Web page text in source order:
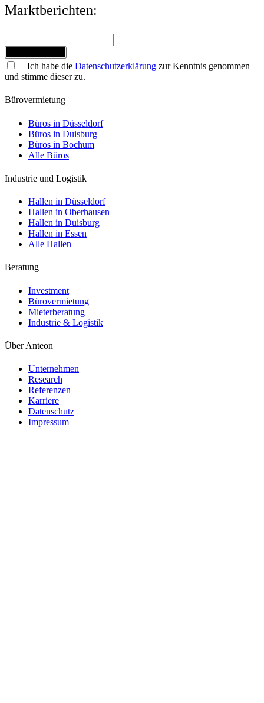
Marktberichten:
Ich habe die Datenschutzerklärung zur Kenntnis genommen
und stimme dieser zu.
Bürovermietung
Büros in Düsseldorf
Büros in Duisburg
Büros in Bochum
Alle Büros
Industrie und Logistik
Hallen in Düsseldorf
Hallen in Oberhausen
Hallen in Duisburg
Hallen in Essen
Alle Hallen
Beratung
Investment
Bürovermietung
Mieterberatung
Industrie & Logistik
Über Anteon
Unternehmen
Research
Referenzen
Karriere
Datenschutz
Impressum